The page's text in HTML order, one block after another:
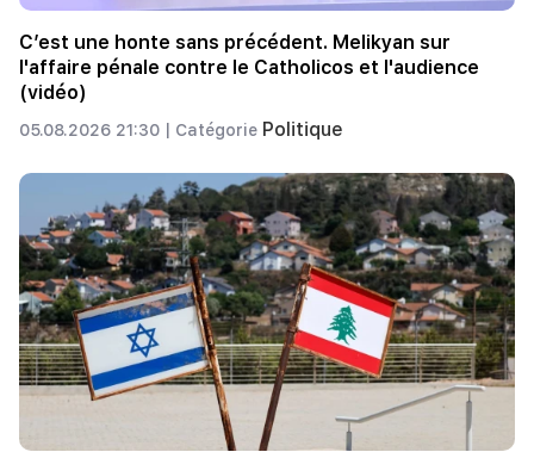
C’est une honte sans précédent. Melikyan sur
l'affaire pénale contre le Catholicos et l'audience
(vidéo)
05.08.2026 21:30 | Catégorie Politique